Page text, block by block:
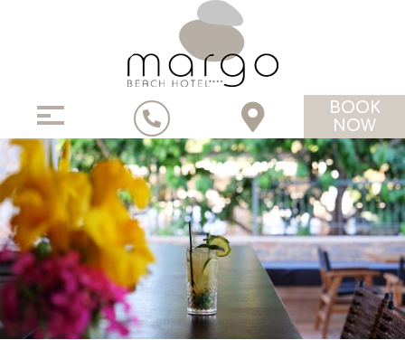
BOOK
NOW